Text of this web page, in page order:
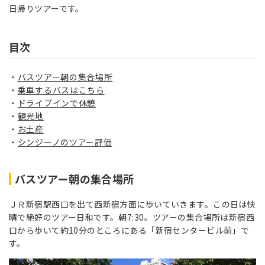
日帰りツアーです。
目次
バスツアー朝の集合場所
乗車するバスはこちら
ドライブインで休憩
観光地
お土産
シンジーノのツアー評価
バスツアー朝の集合場所
ＪＲ新宿駅西口を出て西新宿方面に歩いていきます。この日は快
晴で絶好のツアー日和です。朝7:30。ツアーの集合場所は新宿西
口から歩いて約10分のところにある「新宿センタービル前」で
す。